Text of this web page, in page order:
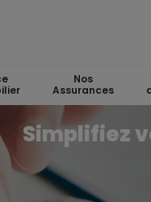
Nos
Assurances
Simplifiez